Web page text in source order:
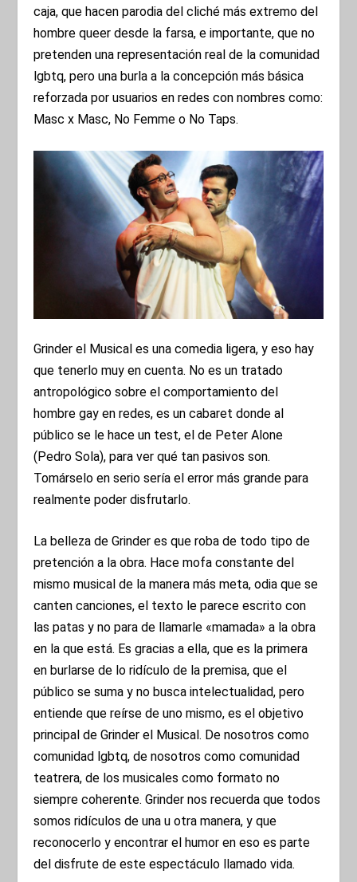
caja, que hacen parodia del cliché más extremo del
hombre queer desde la farsa, e importante, que no
pretenden una representación real de la comunidad
lgbtq, pero una burla a la concepción más básica
reforzada por usuarios en redes con nombres como:
Masc x Masc, No Femme o No Taps.
Grinder el Musical es una comedia ligera, y eso hay
que tenerlo muy en cuenta. No es un tratado
antropológico sobre el comportamiento del
hombre gay en redes, es un cabaret donde al
público se le hace un test, el de Peter Alone
(Pedro Sola), para ver qué tan pasivos son.
Tomárselo en serio sería el error más grande para
realmente poder disfrutarlo.
La belleza de Grinder es que roba de todo tipo de
pretención a la obra. Hace mofa constante del
mismo musical de la manera más meta, odia que se
canten canciones, el texto le parece escrito con
las patas y no para de llamarle «mamada» a la obra
en la que está. Es gracias a ella, que es la primera
en burlarse de lo ridículo de la premisa, que el
público se suma y no busca intelectualidad, pero
entiende que reírse de uno mismo, es el objetivo
principal de Grinder el Musical. De nosotros como
comunidad lgbtq, de nosotros como comunidad
teatrera, de los musicales como formato no
siempre coherente. Grinder nos recuerda que todos
somos ridículos de una u otra manera, y que
reconocerlo y encontrar el humor en eso es parte
del disfrute de este espectáculo llamado vida.